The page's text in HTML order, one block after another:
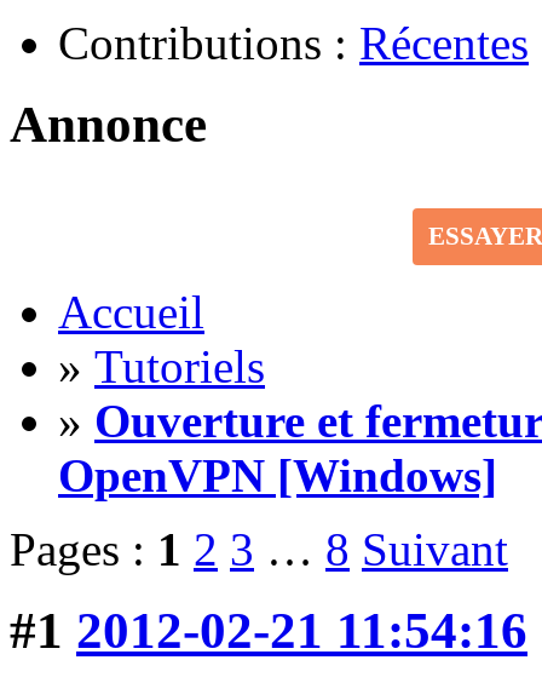
Contributions : Récentes
Annonce
Accueil
» Tutoriels
» Ouverture et
OpenVPN [Windows]
Pages : 1 2 3 … 8 Suivant
#1 2012-02-21 11:54:16